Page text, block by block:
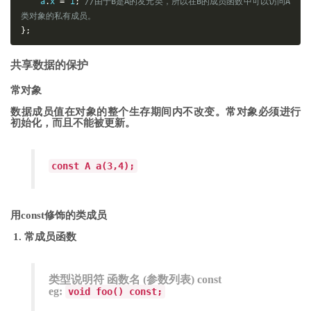
类对象的私有成员。
};
共享数据的保护
常对象
数据成员值在对象的整个生存期间内不改变。 常对象必须进行
初始化，而且不能被更新。
const A a(3,4);
用const修饰的类成员
常成员函数
类型说明符 函数名 (参数列表) const
eg: void foo() const;